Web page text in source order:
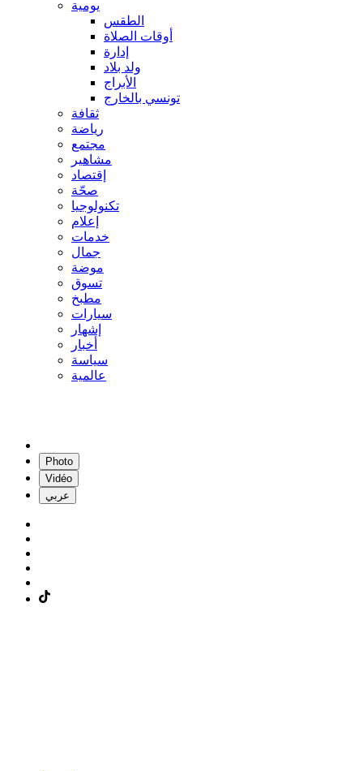
يومية
الطقس
أوقات الصلاة
إدارة
ولد بلاد
الأبراج
تونسي بالخارج
ثقافة
رياضة
مجتمع
مشاهير
إقتصاد
صحّة
تكنولوجيا
إعلام
خدمات
جمال
موضة
تسوق
مطبخ
سيارات
إشهار
أخبار
سياسة
عالمية
Photo
Vidéo
عربي